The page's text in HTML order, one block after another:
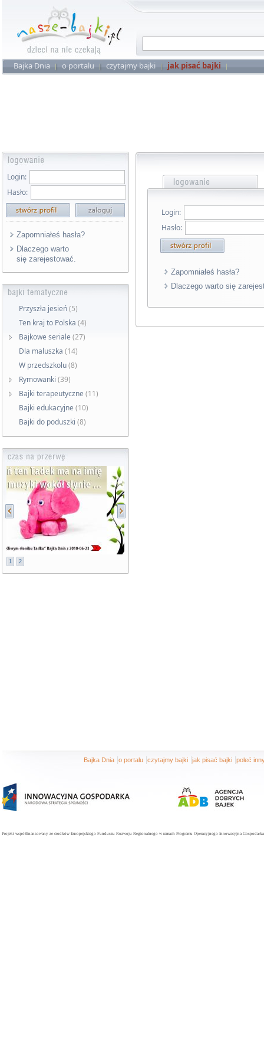
Bajka Dnia o portalu czytajmy bajki jak pisać bajki
Login:
Hasło:
Zapomniałeś hasła?
Dlaczego warto
się zarejestować.
Przyszła jesień(5)
Ten kraj to Polska (4)
Bajkowe seriale (27)
Dla maluszka (14)
W przedszkolu(8)
Rymowanki (39)
Bajki terapeutyczne (11)
Bajki edukacyjne (10)
Bajki do poduszki (8)
1 2
Login:
Hasło:
Zapomniałeś hasła?
Dlaczego warto się
Bajka Dnia o portalu czytajmy bajki jak pisać bajki poleć
Projekt współfinansowany ze środków Europejskiego Funduszu Rozwoju Regionalnego w ramach Programu Operacyjnego Innowacyjna